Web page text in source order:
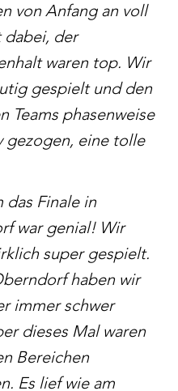
von Anfang an voll
dabei, der
waren top. Wir
gespielt und den
Teams phasenweise
gezogen, eine tolle
das Finale in
war genial! Wir
super gespielt.
haben wir
immer schwer
dieses Mal waren
Bereichen
Es lief wie am